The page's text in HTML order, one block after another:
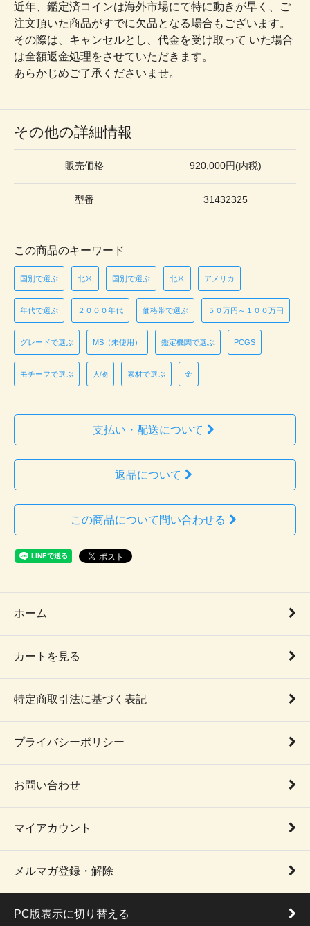
近年、鑑定済コインは海外市場にて特に動きが早く、ご
注文頂いた商品がすでに欠品となる場合もございます。
その際は、キャンセルとし、代金を受け取って いた場合
は全額返金処理をさせていただきます。
あらかじめご了承くださいませ。
その他の詳細情報
販売価格 920,000円(内税)
型番 31432325
この商品のキーワード
国別で選ぶ 北米 国別で選ぶ 北米 アメリカ
年代で選ぶ ２０００年代 価格帯で選ぶ ５０万円～１００万円
グレードで選ぶ MS（未使用） 鑑定機関で選ぶ PCGS
モチーフで選ぶ 人物 素材で選ぶ 金
支払い・配送について
返品について
この商品について問い合わせる
ホーム
カートを見る
特定商取引法に基づく表記
プライバシーポリシー
お問い合わせ
マイアカウント
メルマガ登録・解除
PC版表示に切り替える